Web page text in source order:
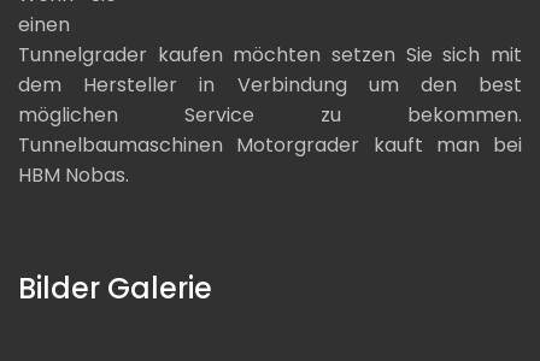
einen
Tunnelgrader kaufen möchten setzen Sie sich mit
dem Hersteller in Verbindung um den best
möglichen Service zu bekommen.
Tunnelbaumaschinen Motorgrader kauft man bei
HBM Nobas.
Bilder Galerie